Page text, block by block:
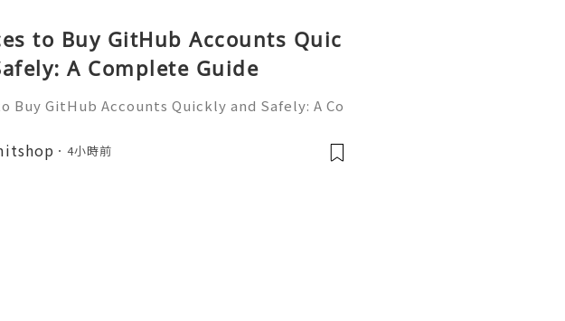
to Buy GitHub Accounts Quic
A Complete Guide
Buy GitHub Accounts Quickly and Safely: A Co
software developers, programmers, startup
communities, s
4小時前